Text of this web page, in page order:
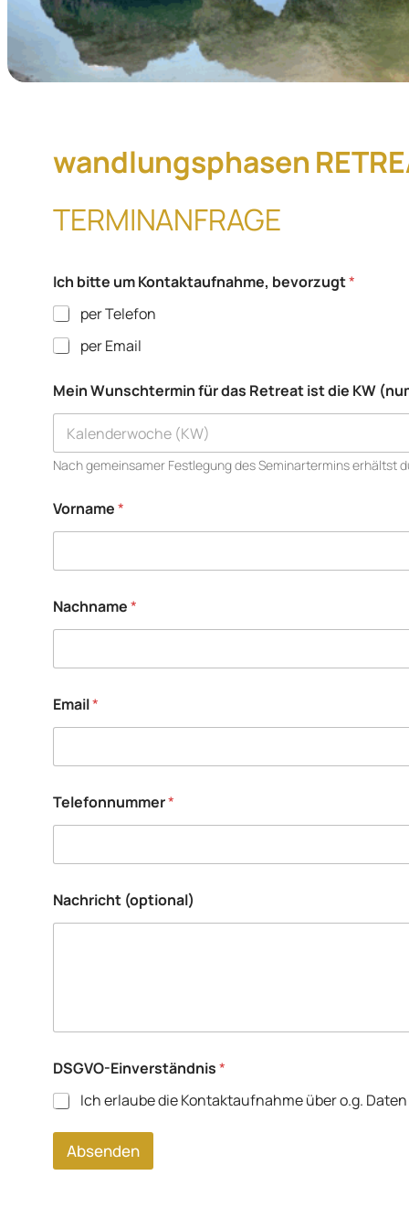
wandlungsphasen
TERMINANFRAGE
Ich bitte um Kontaktaufnahme, bevorzugt*
per Telefon
per Email
Mein Wunschtermin für das Retreat ist die KW
Nach gemeinsamer Festlegung des Seminartermins erhältst
Vorname*
S
G
O
E
i
n
e
s
d
i
s
Nachname*
Email*
Telefonnummer*
Nachricht (optional)
DSGVO-Einverständnis*
Ich erlaube die Kontaktaufnahme über o.g.
Absenden